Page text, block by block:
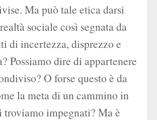
Ma può tale etica darsi
sociale così segnata da
di incertezza, disprezzo e
Possiamo dire di appartenere
O forse questo è da
la meta di un cammino in
impegnati? Ma è